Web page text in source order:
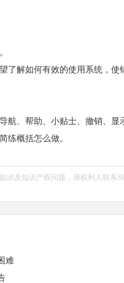
解如何有效的使用系统，使
、帮助、小贴士、撤销、显
概括怎么做。
涉及知识产权问题，请权利人联系
难